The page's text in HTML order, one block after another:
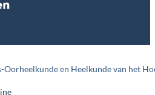
en Heelkunde van het